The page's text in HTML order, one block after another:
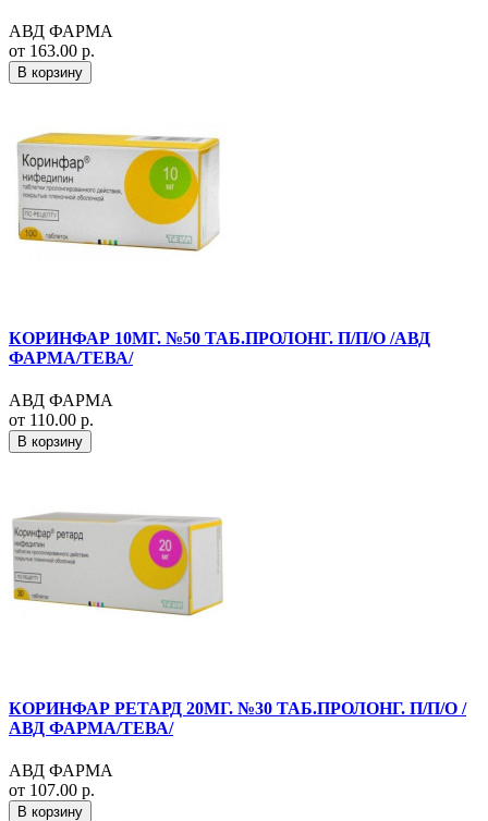
АВД ФАРМА
от 163.00 р.
В корзину
КОРИНФАР 10МГ. №50 ТАБ.ПРОЛОНГ. П/П/О /АВД
ФАРМА/ТЕВА/
АВД ФАРМА
от 110.00 р.
В корзину
КОРИНФАР РЕТАРД 20МГ. №30 ТАБ.ПРОЛОНГ. П/П/О /
АВД ФАРМА/ТЕВА/
АВД ФАРМА
от 107.00 р.
В корзину